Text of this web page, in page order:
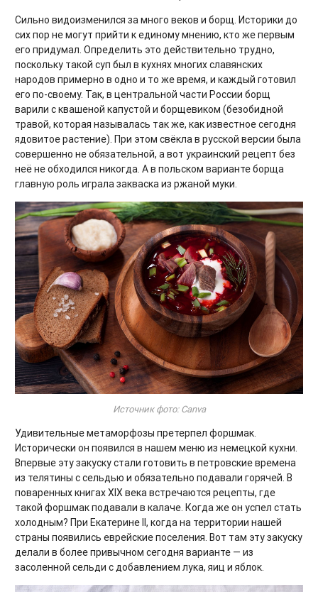
Сильно видоизменился за много веков и борщ. Историки до
сих пор не могут прийти к единому мнению, кто же первым
его придумал. Определить это действительно трудно,
поскольку такой суп был в кухнях многих славянских
народов примерно в одно и то же время, и каждый готовил
его по-своему. Так, в центральной части России борщ
варили с квашеной капустой и борщевиком (безобидной
травой, которая называлась так же, как известное сегодня
ядовитое растение). При этом свёкла в русской версии была
совершенно не обязательной, а вот украинский рецепт без
неё не обходился никогда. А в польском варианте борща
главную роль играла закваска из ржаной муки.
Источник фото: Canva
Удивительные метаморфозы претерпел форшмак.
Исторически он появился в нашем меню из немецкой кухни.
Впервые эту закуску стали готовить в петровские времена
из телятины с сельдью и обязательно подавали горячей. В
поваренных книгах XIX века встречаются рецепты, где
такой форшмак подавали в калаче. Когда же он успел стать
холодным? При Екатерине II, когда на территории нашей
страны появились еврейские поселения. Вот там эту закуску
делали в более привычном сегодня варианте — из
засоленной сельди с добавлением лука, яиц и яблок.